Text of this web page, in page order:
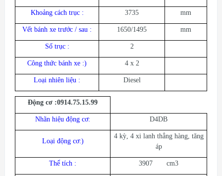
Khoảng cách trục : 3735 mm
Vết bánh xe trước / sau : 1650/1495 mm
Số trục : 2
Công thức bánh xe :) 4 x 2
Loại nhiên liệu : Diesel
Động cơ :0914.75.15.99
Nhãn hiệu động cơ: D4DB
Loại động cơ:)
4 kỳ, 4 xi lanh thẳng hàng, tăng
áp
Thể tích : 3907 cm3